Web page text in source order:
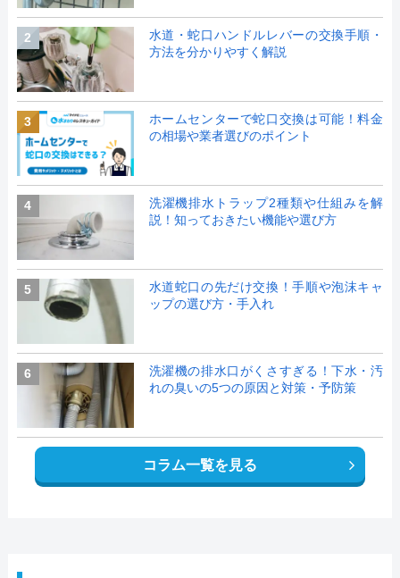
2
水道・蛇口ハンドルレバーの交換手順・
方法を分かりやすく解説
3
ホームセンターで蛇口交換は可能！料金
の相場や業者選びのポイント
4
洗濯機排水トラップ2種類や仕組みを解
説！知っておきたい機能や選び方
5
水道蛇口の先だけ交換！手順や泡沫キャ
ップの選び方・手入れ
6
洗濯機の排水口がくさすぎる！下水・汚
れの臭いの5つの原因と対策・予防策
コラム一覧を見る